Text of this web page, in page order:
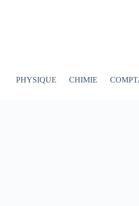
PHYSIQUE CHIMIE